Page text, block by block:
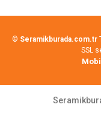
© Seramikburada.com.tr
SSL